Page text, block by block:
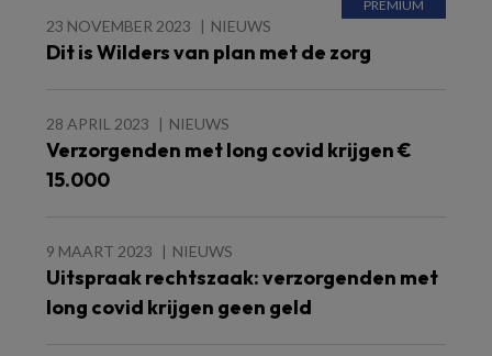
23 NOVEMBER 2023 NIEUWS
Dit is Wilders van plan met de zorg
28 APRIL 2023 NIEUWS
Verzorgenden met long covid krijgen €
15.000
9 MAART 2023 NIEUWS
Uitspraak rechtszaak: verzorgenden met
long covid krijgen geen geld